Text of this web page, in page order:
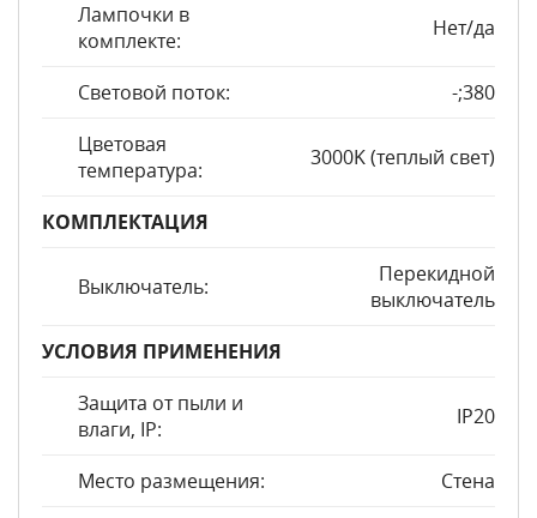
Лампочки в
комплекте:
Нет/да
Световой поток:
-;380
Цветовая
температура:
3000K (теплый свет)
КОМПЛЕКТАЦИЯ
Выключатель:
Перекидной
выключатель
УСЛОВИЯ ПРИМЕНЕНИЯ
Защита от пыли и
влаги, IP:
IP20
Место размещения:
Стена